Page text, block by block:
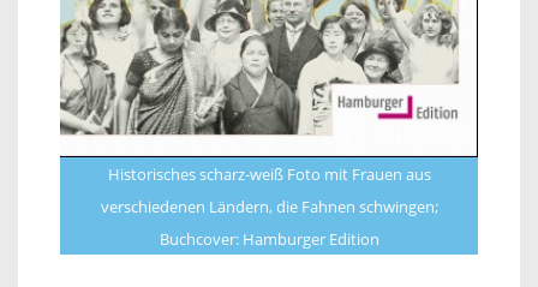
Historisches scharz-weiß Foto mit Frauen aus
verschiedenen Ländern, die Fahnen schwingen;
Buchcover: Hamburger Edition